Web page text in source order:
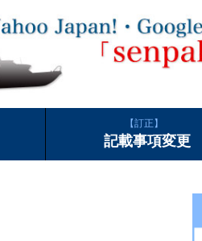
訂正
記載事項変更